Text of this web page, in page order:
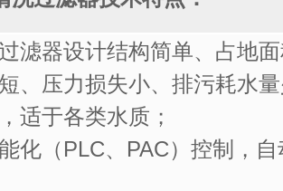
滤器设计结构简单、占地
、压力损失小、排污耗水
适于各类水质；
化（PLC、PAC）控制，